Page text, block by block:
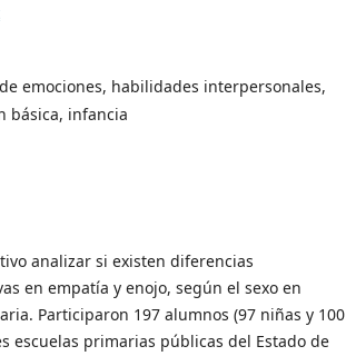
emociones, habilidades interpersonales,
básica, infancia
analizar si existen diferencias
en empatía y enojo, según el sexo en
Participaron 197 alumnos (97 niñas y 100
escuelas primarias públicas del Estado de